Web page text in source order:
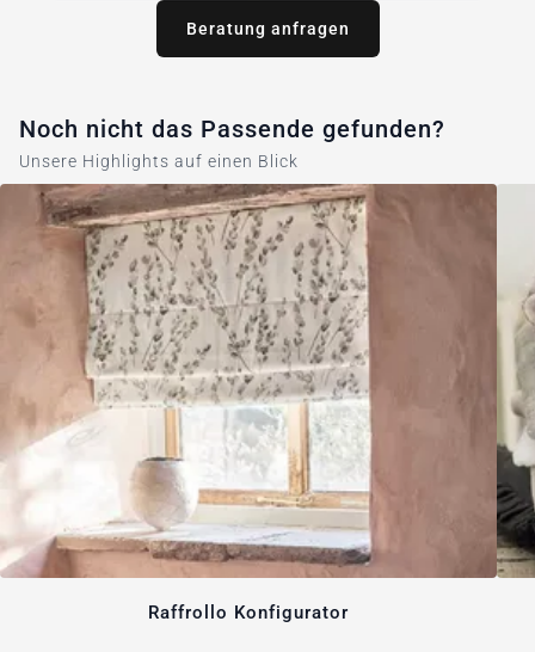
Beratung anfragen
Noch nicht das Passende gefunden?
Unsere Highlights auf einen Blick
Raffrollo Konfigurator